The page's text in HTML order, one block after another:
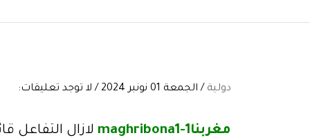
دولية / الجمعة 01 نونبر 2024 / لا توجد تعليقات:
مغربنا1-maghribona1
لازال التفاعل